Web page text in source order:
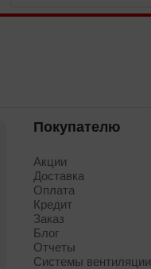
Покупателю
Акции
Доставка
Оплата
Кредит
Заказ
Блог
Отчеты
Системы вентиляции